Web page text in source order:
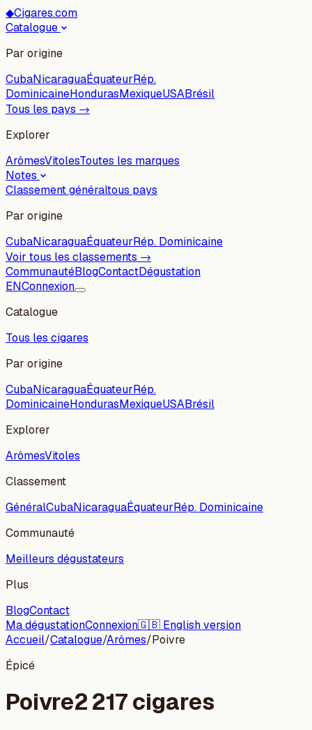
◆Cigares.com
Catalogue
Par origine
CubaNicaraguaÉquateurRép.
DominicaineHondurasMexiqueUSABrésil
Tous les pays →
Explorer
ArômesVitolesToutes les marques
Notes
Classement généraltous pays
Par origine
CubaNicaraguaÉquateurRép. Dominicaine
Voir tous les classements →
CommunautéBlogContactDégustation
ENConnexion
Catalogue
Tous les cigares
Par origine
CubaNicaraguaÉquateurRép.
DominicaineHondurasMexiqueUSABrésil
Explorer
ArômesVitoles
Classement
GénéralCubaNicaraguaÉquateurRép. Dominicaine
Communauté
Meilleurs dégustateurs
Plus
BlogContact
Ma dégustationConnexion🇬🇧 English version
Accueil/Catalogue/Arômes/Poivre
Épicé
Poivre2 217 cigares